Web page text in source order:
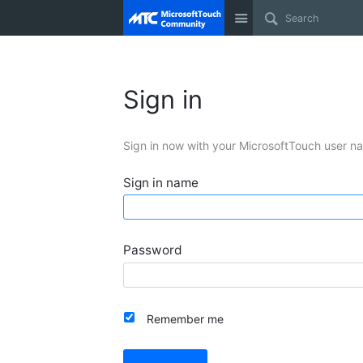
Site
Sign in
Sign in now with your MicrosoftTouch user
Sign in name
Password
Remember me